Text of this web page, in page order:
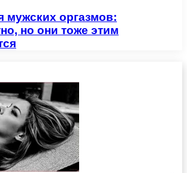
мужских оргазмов:
но они тоже этим